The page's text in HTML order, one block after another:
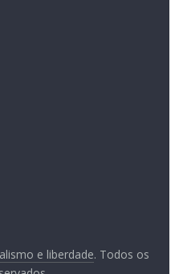
e liberdade. Todos os